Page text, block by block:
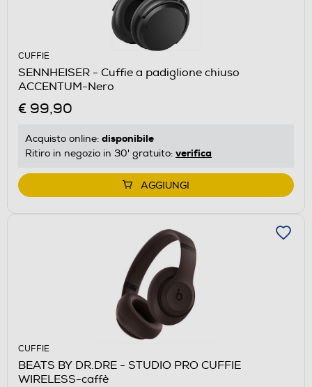
CUFFIE
SENNHEISER - Cuffie a padiglione chiuso
ACCENTUM-Nero
€ 99,90
Acquisto online: disponibile
Ritiro in negozio in 30' gratuito: verifica
AGGIUNGI
CUFFIE
BEATS BY DR.DRE - STUDIO PRO CUFFIE
WIRELESS-caffè